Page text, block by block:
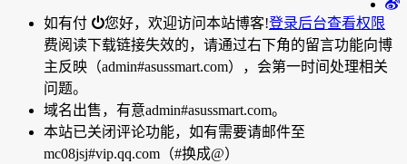
您好，欢迎访问本站博客!登录后台查看权限
如有付
费阅读下载链接失效的，请通过右下角的留言功能向博
主反映（admin#asussmart.com），会第一时间处理相关
问题。
域名出售，有意admin#asussmart.com。
本站已关闭评论功能，如有需要请邮件至
mc08jsj#vip.qq.com（#换成@）